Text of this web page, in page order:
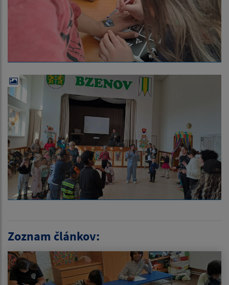
Zoznam článkov: